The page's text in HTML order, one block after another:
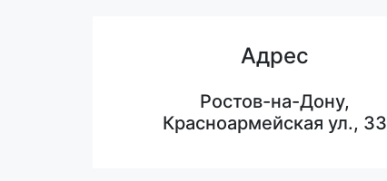
Адрес
Ростов-на-Дону,
Красноармейская ул., 33